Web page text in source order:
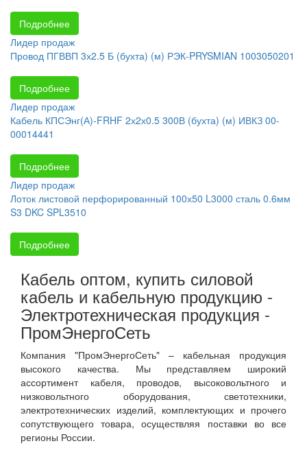
Подробнее
Лидер продаж
Провод ПГВВП 3х2.5 Б (бухта) (м) РЭК-PRYSMIAN 1003050201
Подробнее
Лидер продаж
Кабель КПСЭнг(А)-FRHF 2х2х0.5 300В (бухта) (м) ИВКЗ 00-
00014441
Подробнее
Лидер продаж
Лоток листовой перфорированный 100х50 L3000 сталь 0.6мм
S3 DKC SPL3510
Подробнее
Кабель оптом, купить силовой
кабель и кабельную продукцию -
Электротехническая продукция -
ПромЭнергоСеть
Компания "ПромЭнергоСеть" – кабельная продукция
высокого качества. Мы представляем широкий
ассортимент кабеля, проводов, высоковольтного и
низковольтного оборудования, светотехники,
электротехнических изделий, комплектующих и прочего
сопутствующего товара, осуществляя поставки во все
регионы России.